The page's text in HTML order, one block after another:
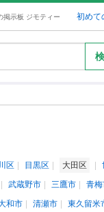
掲示板 ジモティー 初めて
区 目黒区 大田区
武蔵野市 三鷹市 青
和市 清瀬市 東久留米